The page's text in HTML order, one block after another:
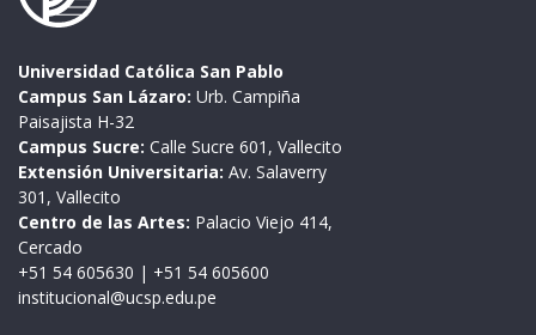
Universidad Católica San Pablo
Campus San Lázaro: Urb. Campiña
Paisajista H-32
Campus Sucre: Calle Sucre 601, Vallecito
Extensión Universitaria: Av. Salaverry
301, Vallecito
Centro de las Artes: Palacio Viejo 414,
Cercado
+51 54 605630 | +51 54 605600
institucional@ucsp.edu.pe